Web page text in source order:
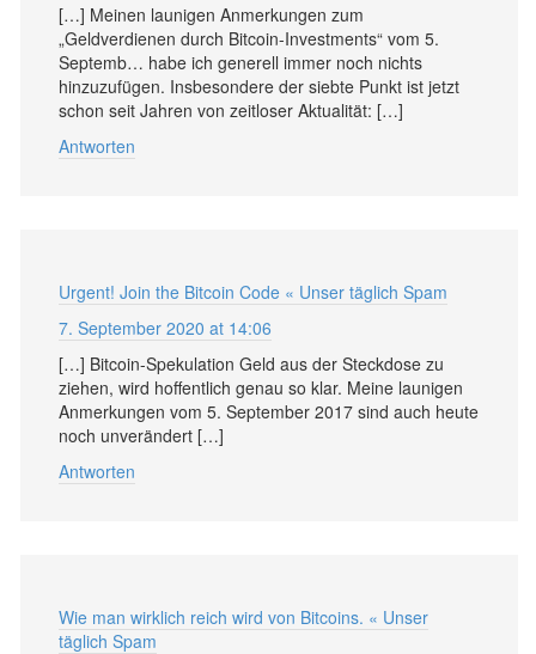
[…] Meinen launigen Anmerkungen zum
„Geldverdienen durch Bitcoin-Investments“ vom 5.
Septemb… habe ich generell immer noch nichts
hinzuzufügen. Insbesondere der siebte Punkt ist jetzt
schon seit Jahren von zeitloser Aktualität: […]
Antworten
Urgent! Join the Bitcoin Code « Unser täglich Spam
7. September 2020 at 14:06
[…] Bitcoin-Spekulation Geld aus der Steckdose zu
ziehen, wird hoffentlich genau so klar. Meine launigen
Anmerkungen vom 5. September 2017 sind auch heute
noch unverändert […]
Antworten
Wie man wirklich reich wird von Bitcoins. « Unser
täglich Spam